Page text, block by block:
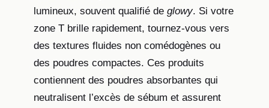
lumineux, souvent qualifié de glowy. Si votre
zone T brille rapidement, tournez-vous vers
des textures fluides non comédogènes ou
des poudres compactes. Ces produits
contiennent des poudres absorbantes qui
neutralisent l’excès de sébum et assurent